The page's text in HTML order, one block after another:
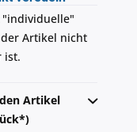
"individuelle"
Artikel nicht
ist.
Artikel